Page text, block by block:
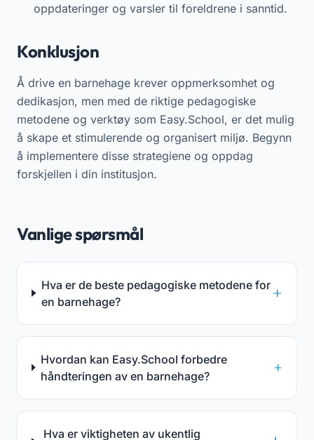
oppdateringer og varsler til foreldrene i sanntid.
Konklusjon
Å drive en barnehage krever oppmerksomhet og
dedikasjon, men med de riktige pedagogiske
metodene og verktøy som Easy.School, er det mulig
å skape et stimulerende og organisert miljø. Begynn
å implementere disse strategiene og oppdag
forskjellen i din institusjon.
Vanlige spørsmål
Hva er de beste pedagogiske metodene for
en barnehage?
Hvordan kan Easy.School forbedre
håndteringen av en barnehage?
Hva er viktigheten av ukentlig